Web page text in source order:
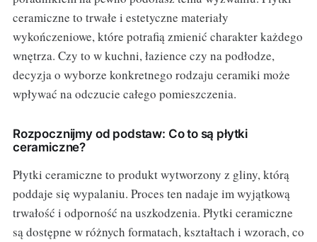
ceramiczne to trwałe i estetyczne materiały
wykończeniowe, które potrafią zmienić charakter każdego
wnętrza. Czy to w kuchni, łazience czy na podłodze,
decyzja o wyborze konkretnego rodzaju ceramiki może
wpływać na odczucie całego pomieszczenia.
Rozpocznijmy od podstaw: Co to są płytki
ceramiczne?
Płytki ceramiczne to produkt wytworzony z gliny, którą
poddaje się wypalaniu. Proces ten nadaje im wyjątkową
trwałość i odporność na uszkodzenia. Płytki ceramiczne
są dostępne w różnych formatach, kształtach i wzorach, co